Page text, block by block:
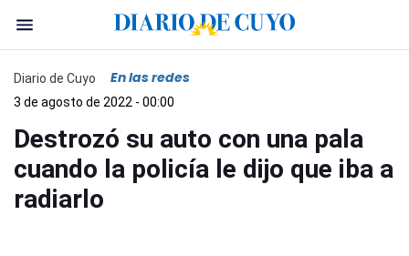
Diario de Cuyo En las redes
3 de agosto de 2022 - 00:00
Destrozó su auto con una pala
cuando la policía le dijo que iba a
radiarlo